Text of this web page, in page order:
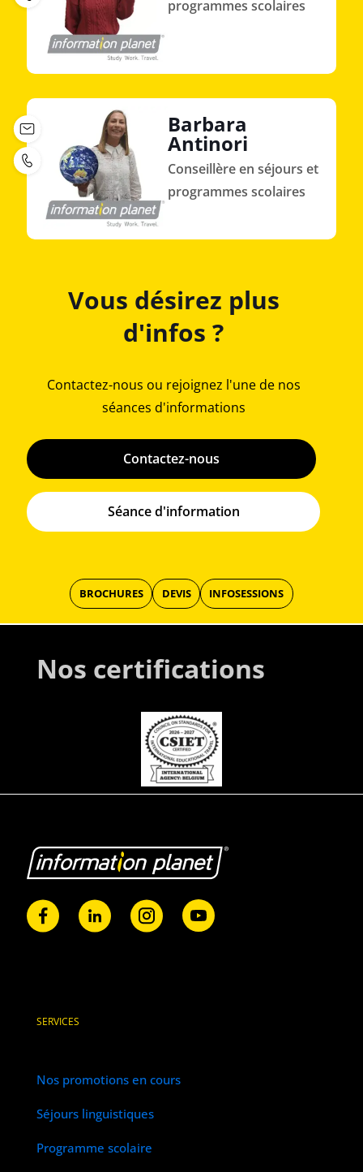
Vous désirez plus
d'infos ?
Contactez-nous ou rejoignez l'une de nos
séances d'informations
Contactez-nous
Séance d'information
programmes scolaires
Barbara
Antinori
Conseillère en séjours et
programmes scolaires
BROCHURES DEVIS INFOSESSIONS
Nos certifications
SERVICES
Nos promotions en cours
Séjours linguistiques
Programme scolaire